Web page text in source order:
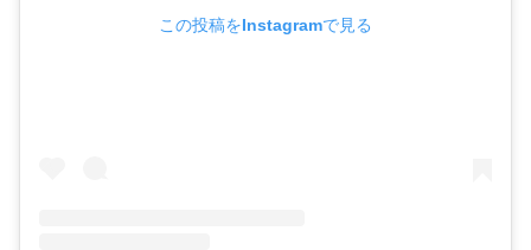
この投稿をInstagramで見る